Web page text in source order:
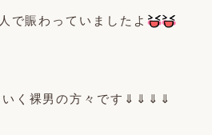
で賑わっていましたよ
いく裸男の方々です⇓⇓⇓⇓